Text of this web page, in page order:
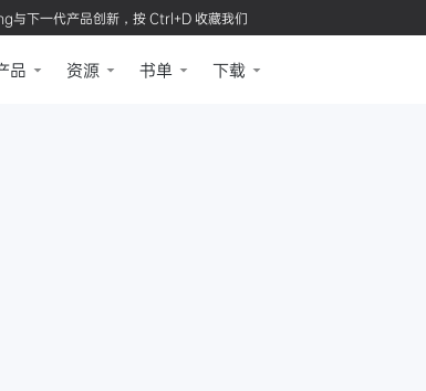
下一代产品创新，按 Ctrl+D 收藏我们
品 资源 书单 下载